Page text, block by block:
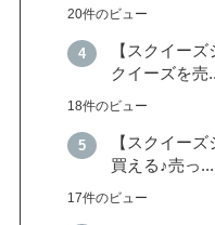
20件のビュー
【スクイー
クイーズを売
18件のビュー
【スクイー
買える♪売っ...
17件のビュー